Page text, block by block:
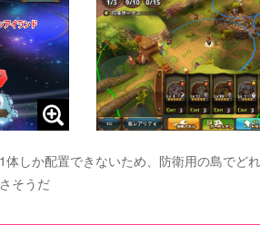
しか配置できないため、防衛用の島でど
そうだ